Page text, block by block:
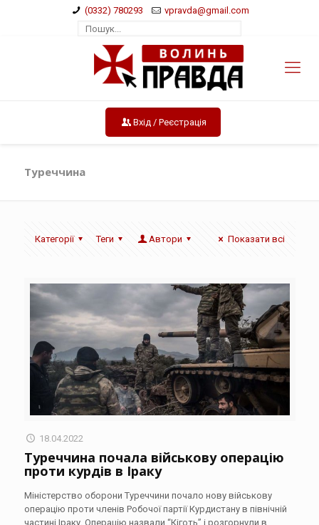
(0332) 780293 vpravda@gmail.com
Вхід / Реєстрація
Туреччина
Категорії Теги Автори Показати всі
18.04.2022
Туреччина почала військову операцію
проти курдів в Іраку
Міністерство оборони Туреччини почало нову військову
операцію проти членів Робочої партії Курдистану в північній
частині Іраку. Операцію назвали “Кіготь” і розгорнули в